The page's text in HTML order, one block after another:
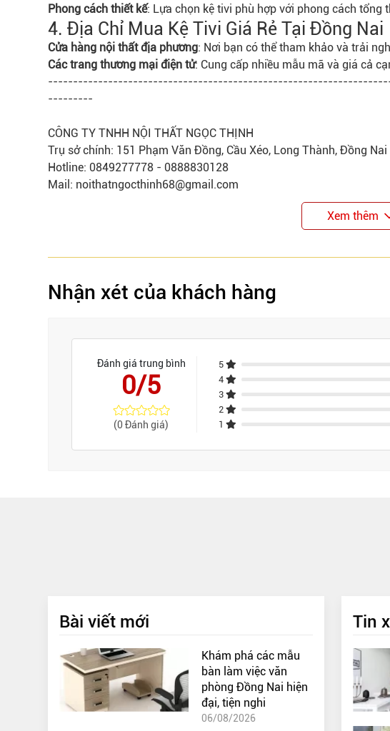
Phong cách thiết kế: Lựa chọn kệ tivi phù hợp với phong cách tổng
4. Địa Chỉ Mua Kệ Tivi Giá Rẻ Tại Đồng Nai
Cửa hàng nội thất địa phương: Nơi bạn có thể tham khảo và trải
Các trang thương mại điện tử: Cung cấp nhiều mẫu mã và giá cả
---------
CÔNG TY TNHH NỘI THẤT NGỌC THỊNH
Trụ sở chính: 151 Phạm Văn Đồng, Cầu Xéo, Long Thành, Đồng Nai
Hotline: 0849277778 - 0888830128
Mail: noithatngocthinh68@gmail.com
Xem thêm
Nhận xét của khách hàng
Đánh giá trung bình
0/5
(0 Đánh giá)
5
4
3
2
1
Bài viết mới
Khám phá các mẫu
bàn làm việc văn
phòng Đồng Nai hiện
đại, tiện nghi
06/08/2026
Tin